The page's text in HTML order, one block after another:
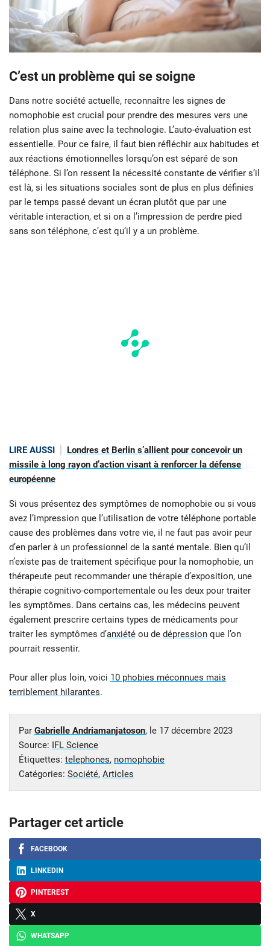
C’est un problème qui se soigne
Dans notre société actuelle, reconnaître les signes de
nomophobie est crucial pour prendre des mesures vers une
relation plus saine avec la technologie. L’auto-évaluation est
essentielle. Pour ce faire, il faut bien réfléchir aux habitudes et
aux réactions émotionnelles lorsqu’on est séparé de son
téléphone. Si l’on ressent la nécessité constante de vérifier s’il
est là, si les situations sociales sont de plus en plus définies
par le temps passé devant un écran plutôt que par une
véritable interaction, et si on a l’impression de perdre pied
sans son téléphone, c’est qu’il y a un problème.
LIRE AUSSI
Londres et Berlin s’allient pour concevoir un
missile à long rayon d’action visant à renforcer la défense
européenne
Si vous présentez des symptômes de nomophobie ou si vous
avez l’impression que l’utilisation de votre téléphone portable
cause des problèmes dans votre vie, il ne faut pas avoir peur
d’en parler à un professionnel de la santé mentale. Bien qu’il
n’existe pas de traitement spécifique pour la nomophobie, un
thérapeute peut recommander une thérapie d’exposition, une
thérapie cognitivo-comportementale ou les deux pour traiter
les symptômes. Dans certains cas, les médecins peuvent
également prescrire certains types de médicaments pour
traiter les symptômes d’anxiété ou de dépression que l’on
pourrait ressentir.
Pour aller plus loin, voici 10 phobies méconnues mais
terriblement hilarantes.
Par Gabrielle Andriamanjatoson, le 17 décembre 2023
Source: IFL Science
Étiquettes: telephones, nomophobie
Catégories: Société, Articles
Partager cet article
FACEBOOK
LINKEDIN
PINTEREST
X
WHATSAPP